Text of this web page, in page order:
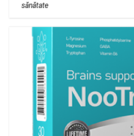
sănătate